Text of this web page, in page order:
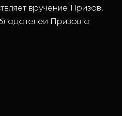
вручение Призов,
Призов о